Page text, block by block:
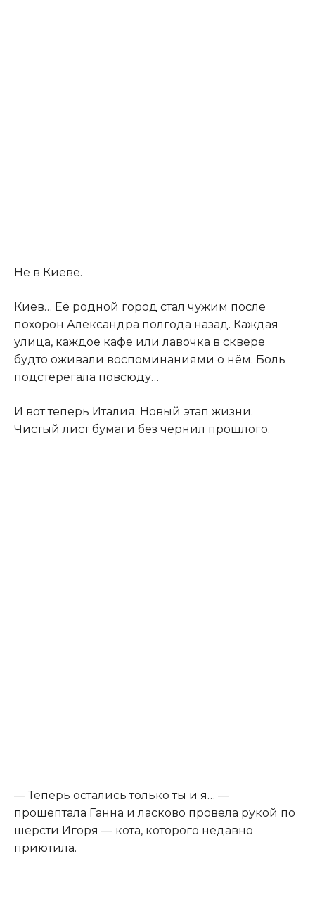
Не в Киеве.
Киев… Её родной город стал чужим после
похорон Александра полгода назад. Каждая
улица, каждое кафе или лавочка в сквере
будто оживали воспоминаниями о нём. Боль
подстерегала повсюду…
И вот теперь Италия. Новый этап жизни.
Чистый лист бумаги без чернил прошлого.
— Теперь остались только ты и я… —
прошептала Ганна и ласково провела рукой по
шерсти Игоря — кота, которого недавно
приютила.